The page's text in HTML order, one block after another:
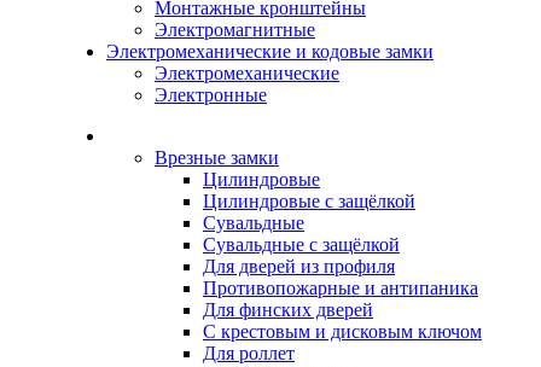
Монтажные кронштейны
Электромагнитные
Электромеханические и кодовые замки
Электромеханические
Электронные
Врезные замки
Цилиндровые
Цилиндровые с защёлкой
Сувальдные
Сувальдные с защёлкой
Для дверей из профиля
Противопожарные и антипаника
Для финских дверей
С крестовым и дисковым ключом
Для роллет